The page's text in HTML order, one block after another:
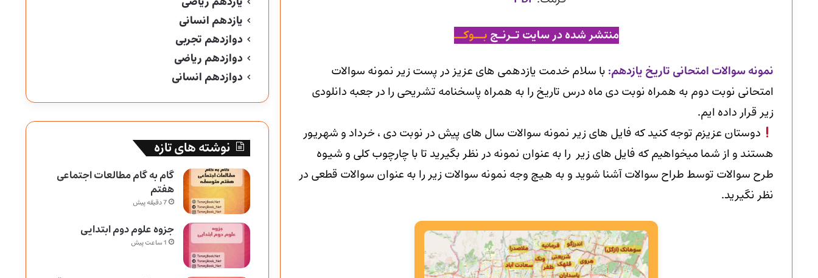
منتشر شده در سایت تـرنـج بــوکــ
نمونه سوالات امتحانی تاریخ یازدهم: با سلام خدمت یازدهمی های عزیز در پست زیر نمونه سوالات
امتحانی نوبت دوم به همراه نوبت دی ماه درس تاریخ را به همراه پاسخنامه تشریحی را در جعبه دانلودی
زیر قرار داده ایم.
دوستان عزیزم توجه کنید که فایل های زیر نمونه سوالات سال های پیش در نوبت دی ، خرداد و شهریور
هستند و از شما میخواهیم که فایل های زیر را به عنوان نمونه در نظر بگیرید تا با چارچوب کلی و شیوه
طرح سوالات توسط طراح سوالات آشنا شوید و به هیچ وجه نمونه سوالات زیر را به عنوان سوالات قطعی در
نظر نگیرید.
یازدهم انسانی
دوازدهم تجربی
دوازدهم ریاضی
دوازدهم انسانی
نوشته های تازه
گام به گام مطالعات اجتماعی
هفتم
7 دقیقه پیش
جزوه علوم دوم ابتدایی
1 ساعت پیش